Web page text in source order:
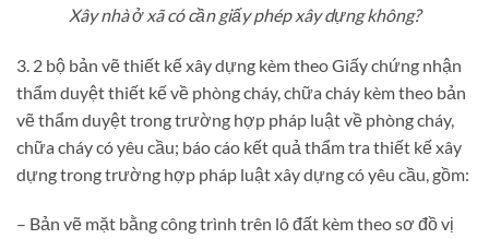
Xây nhà ở xã có cần giấy phép xây dựng không?
3. 2 bộ bản vẽ thiết kế xây dựng kèm theo Giấy chứng nhận
thẩm duyệt thiết kế về phòng cháy, chữa cháy kèm theo bản
vẽ thẩm duyệt trong trường hợp pháp luật về phòng cháy,
chữa cháy có yêu cầu; báo cáo kết quả thẩm tra thiết kế xây
dựng trong trường hợp pháp luật xây dựng có yêu cầu, gồm:
– Bản vẽ mặt bằng công trình trên lô đất kèm theo sơ đồ vị